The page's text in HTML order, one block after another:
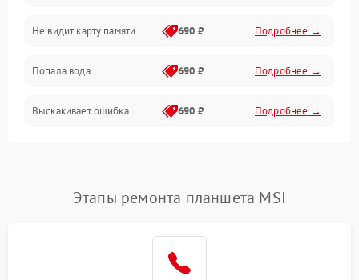
Связь
Разговор (микрофон, динамик)
Перегрев и нестабильная работа
Сеть и интернет
Не видит карту памяти 690 ₽ Подробнее →
Попала вода 690 ₽ Подробнее →
Выскакивает ошибка 690 ₽ Подробнее →
Этапы ремонта планшета MSI